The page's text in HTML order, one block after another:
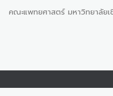
คณะแพทยศาสตร์ มหาวิทยาลัย